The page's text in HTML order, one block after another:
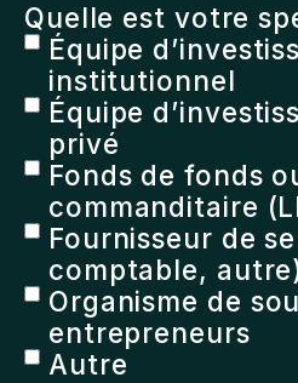
Quelle est votre
Équipe
institutionnel
Équipe
privé
Fonds de fonds
commanditaire
Fournisseur de
comptable,
Organisme de
entrepreneurs
Autre